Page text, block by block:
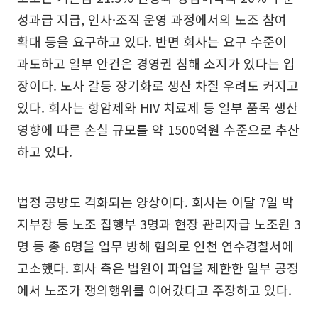
성과급 지급, 인사·조직 운영 과정에서의 노조 참여
확대 등을 요구하고 있다. 반면 회사는 요구 수준이
과도하고 일부 안건은 경영권 침해 소지가 있다는 입
장이다. 노사 갈등 장기화로 생산 차질 우려도 커지고
있다. 회사는 항암제와 HIV 치료제 등 일부 품목 생산
영향에 따른 손실 규모를 약 1500억원 수준으로 추산
하고 있다.
법정 공방도 격화되는 양상이다. 회사는 이달 7일 박
지부장 등 노조 집행부 3명과 현장 관리자급 노조원 3
명 등 총 6명을 업무 방해 혐의로 인천 연수경찰서에
고소했다. 회사 측은 법원이 파업을 제한한 일부 공정
에서 노조가 쟁의행위를 이어갔다고 주장하고 있다.